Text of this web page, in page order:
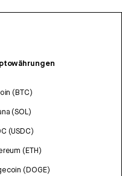
(BTC)
(SOL)
(USDC)
(ETH)
(DOGE)